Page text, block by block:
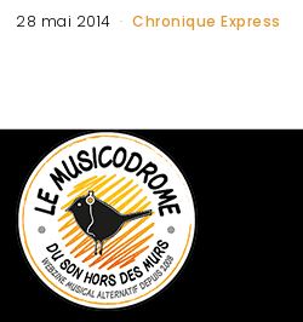
28 mai 2014 Chronique Express